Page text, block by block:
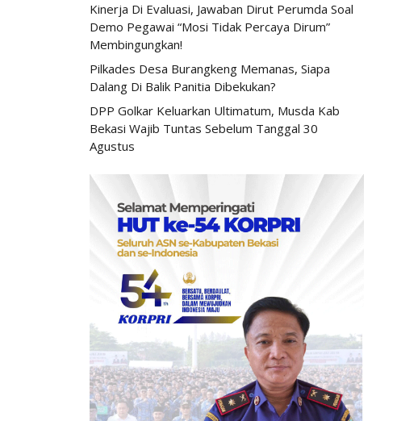
Kinerja Di Evaluasi, Jawaban Dirut Perumda Soal
Demo Pegawai “Mosi Tidak Percaya Dirum”
Membingungkan!
Pilkades Desa Burangkeng Memanas, Siapa
Dalang Di Balik Panitia Dibekukan?
DPP Golkar Keluarkan Ultimatum, Musda Kab
Bekasi Wajib Tuntas Sebelum Tanggal 30
Agustus